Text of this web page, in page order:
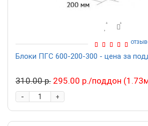
Блоки ПГС 600-200-300 - цена за
310.00 р. 295.00 р./поддон
+
-